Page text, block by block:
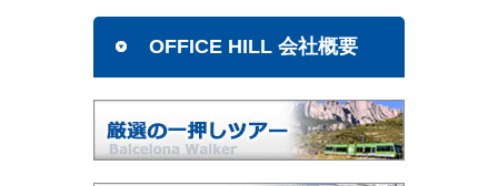
OFFICE HILL 会社概要